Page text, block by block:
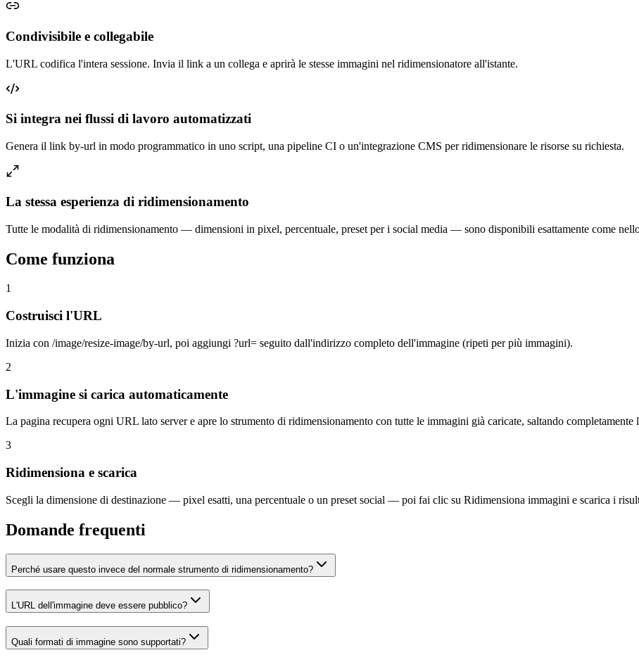
Condivisibile e collegabile
L'URL codifica l'intera sessione. Invia il link a un collega e aprirà le stesse immagini nel ridimensionatore all'istante.
Si integra nei flussi di lavoro automatizzati
Genera il link by-url in modo programmatico in uno script, una pipeline CI o un'integrazione CMS per ridimensionare le risorse su richiesta.
La stessa esperienza di ridimensionamento
Tutte le modalità di ridimensionamento — dimensioni in pixel, percentuale, preset per i social media — sono disponibili esattamente come
Come funziona
1
Costruisci l'URL
Inizia con /image/resize-image/by-url, poi aggiungi ?url= seguito dall'indirizzo completo dell'immagine (ripeti per più immagini).
2
L'immagine si carica automaticamente
La pagina recupera ogni URL lato server e apre lo strumento di ridimensionamento con tutte le immagini già caricate, saltando completamente
3
Ridimensiona e scarica
Scegli la dimensione di destinazione — pixel esatti, una percentuale o un preset social — poi fai clic su Ridimensiona immagini e scarica i
Domande frequenti
Perché usare questo invece del normale strumento di ridimensionamento?
L'URL dell'immagine deve essere pubblico?
Quali formati di immagine sono supportati?